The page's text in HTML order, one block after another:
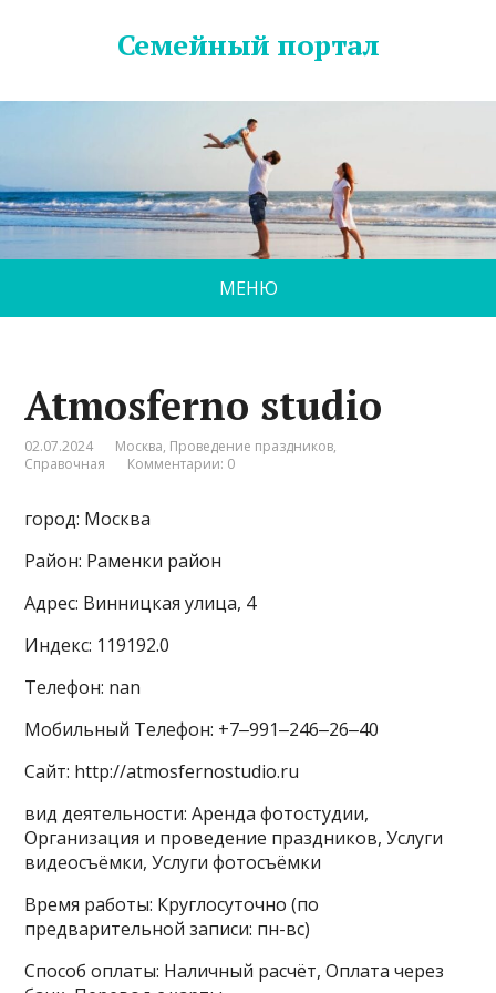
Семейный портал
МЕНЮ
Atmosferno studio
02.07.2024 Москва, Проведение праздников,
Справочная
Комментарии: 0
город: Москва
Район: Раменки район
Адрес: Винницкая улица, 4
Индекс: 119192.0
Телефон: nan
Мобильный Телефон: +7‒991‒246‒26‒40
Сайт: http://atmosfernostudio.ru
вид деятельности: Аренда фотостудии,
Организация и проведение праздников, Услуги
видеосъёмки, Услуги фотосъёмки
Время работы: Круглосуточно (по
предварительной записи: пн-вс)
Способ оплаты: Наличный расчёт, Оплата через